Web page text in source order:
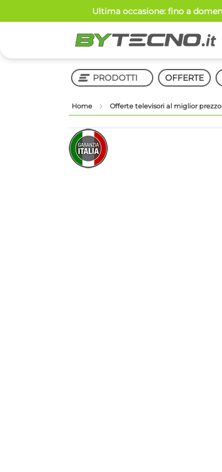
contenuto
Ultima occasione: fino a
PRODOTTI
Shop in Shop
OFFERTE
Home Offerte televisori al miglior prezzo
Vai
alla
fine
della
Vai
all'inizio
della
galleria